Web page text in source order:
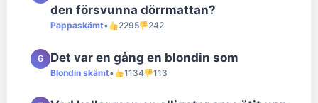
den försvunna dörrmattan?
Pappaskämt• 2295 242
6 Det var en gång en blondin som
Blondin skämt• 1134 113